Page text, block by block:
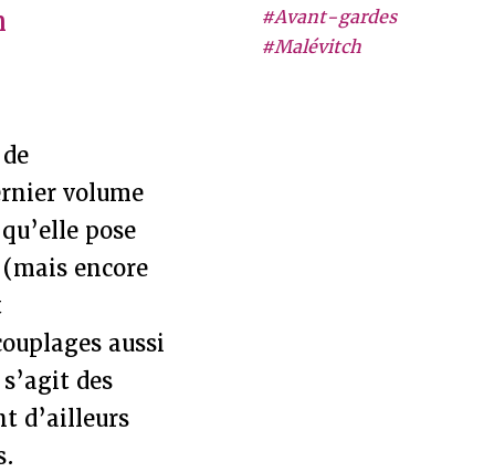
#Avant-gardes
#Malévitch
volume
pose
encore
aussi
des
d’ailleurs